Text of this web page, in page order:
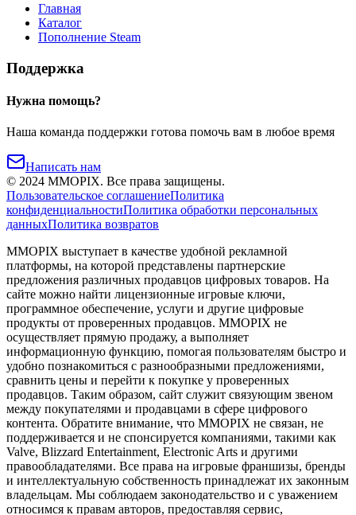
Главная
Каталог
Пополнение Steam
Поддержка
Нужна помощь?
Наша команда поддержки готова помочь вам в любое время
Написать нам
© 2024 MMOPIX. Все права защищены.
Пользовательское соглашениеПолитика
конфиденциальностиПолитика обработки персональных
данныхПолитика возвратов
MMOPIX выступает в качестве удобной рекламной
платформы, на которой представлены партнерские
предложения различных продавцов цифровых товаров. На
сайте можно найти лицензионные игровые ключи,
программное обеспечение, услуги и другие цифровые
продукты от проверенных продавцов. MMOPIX не
осуществляет прямую продажу, а выполняет
информационную функцию, помогая пользователям быстро и
удобно познакомиться с разнообразными предложениями,
сравнить цены и перейти к покупке у проверенных
продавцов. Таким образом, сайт служит связующим звеном
между покупателями и продавцами в сфере цифрового
контента. Обратите внимание, что MMOPIX не связан, не
поддерживается и не спонсируется компаниями, такими как
Valve, Blizzard Entertainment, Electronic Arts и другими
правообладателями. Все права на игровые франшизы, бренды
и интеллектуальную собственность принадлежат их законным
владельцам. Мы соблюдаем законодательство и с уважением
относимся к правам авторов, предоставляя сервис,